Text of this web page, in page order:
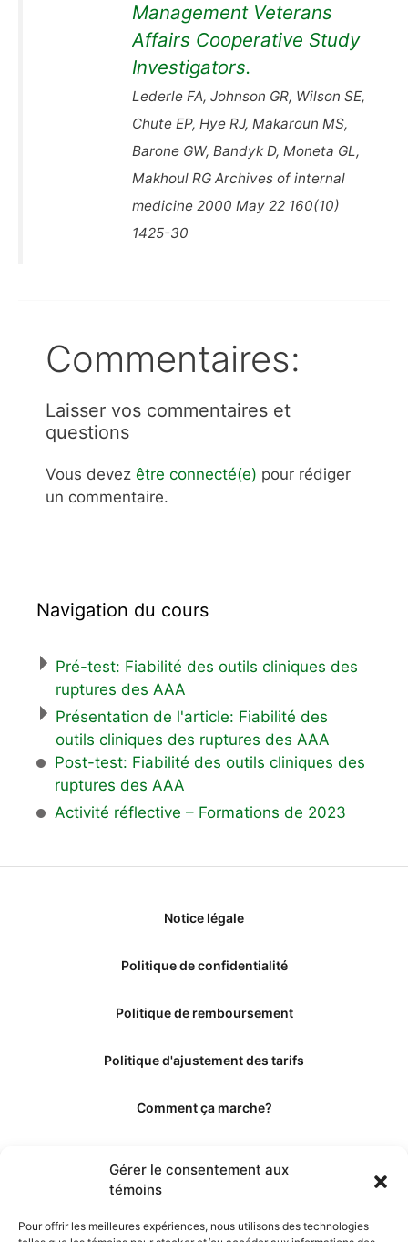
Gérer le consentement aux
témoins
Pour offrir les meilleures expériences, nous utilisons des technologies
Management Veterans
Affairs Cooperative Study
Investigators.
Lederle FA, Johnson GR, Wilson SE,
Chute EP, Hye RJ, Makaroun MS,
Barone GW, Bandyk D, Moneta GL,
Makhoul RG Archives of internal
medicine 2000 May 22 160(10)
1425-30
Commentaires:
Laisser vos commentaires et
questions
Vous devez être connecté(e) pour rédiger
un commentaire.
Navigation du cours
Pré-test: Fiabilité des outils cliniques des
ruptures des AAA
Présentation de l'article: Fiabilité des
outils cliniques des ruptures des AAA
Post-test: Fiabilité des outils cliniques des
ruptures des AAA
Activité réflective – Formations de 2023
Notice légale
Politique de confidentialité
Politique de remboursement
Politique d'ajustement des tarifs
Comment ça marche?